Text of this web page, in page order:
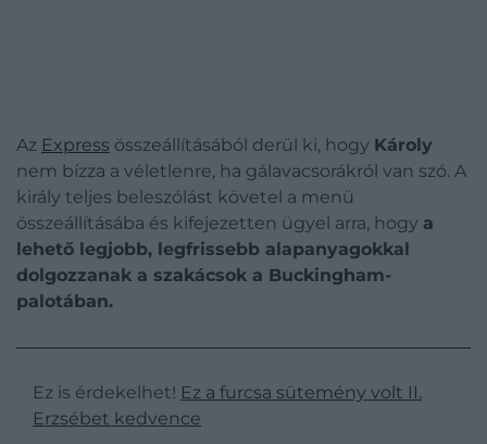
Az Express összeállításából derül ki, hogy Károly
nem bízza a véletlenre, ha gálavacsorákról van szó. A
király teljes beleszólást követel a menü
összeállításába és kifejezetten ügyel arra, hogy a
lehető legjobb, legfrissebb alapanyagokkal
dolgozzanak a szakácsok a Buckingham-
palotában.
Ez is érdekelhet! Ez a furcsa sütemény volt II.
Erzsébet kedvence